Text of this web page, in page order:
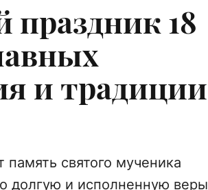
18
и традиции
память святого мученика
долгую и исполненную веры